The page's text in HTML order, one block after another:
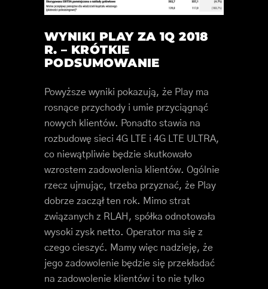
WYNIKI PLAY ZA 1Q 2018
R. – KRÓTKIE
PODSUMOWANIE
Powyższe wyniki pokazują, że Play ma
rosnące przychody i umie przyciągnąć
nowych klientów. Ponadto stawia na
rozbudowę sieci 4G LTE i 4G LTE ULTRA,
co niewątpliwie będzie skutkowało
wzrostem zadowolenia klientów. Ogólnie
rzecz ujmując, trzeba przyznać, że Play
dobrze zaczął ten rok. Mimo strat
związanych z RLAH, spółka odnotowała
wysoki zysk netto. Operator ma się z
czego cieszyć. Mamy więc nadzieję, że
jego zadowolenie będzie się przekładać
na zadowolenie klientów i to nie tylko